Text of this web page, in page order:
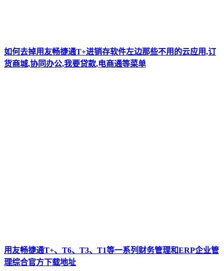
如何去掉用友畅捷通T+进销存软件左边那些不用的云应用,订
货商城,协同办公,我要贷款,电商通等菜单
用友畅捷通T+、T6、T3、T1等一系列财务管理和ERP企业管
理综合官方下载地址